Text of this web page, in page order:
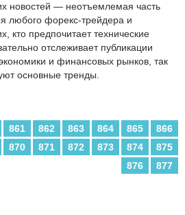
новостей — неотъемлемая часть
любого форекс-трейдера и
кто предпочитает технические
отслеживает публикации
и финансовых рынков, так
основные тренды.
861 862 863 864 865
866
870 871 872 873 874
875
876
877